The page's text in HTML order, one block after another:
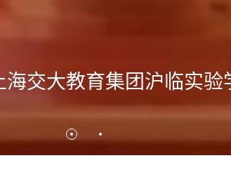
沪临实验学校少先队新